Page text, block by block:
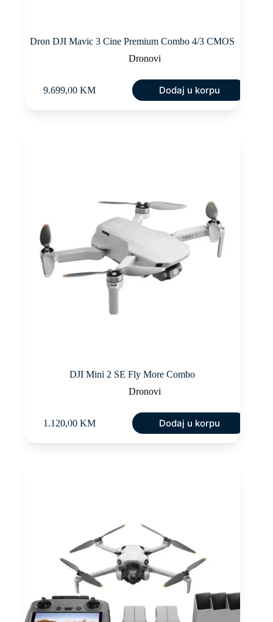
Dron DJI Mavic 3 Cine Premium Combo 4/3 CMOS
Dronovi
9.699,00 KM Dodaj u korpu
DJI Mini 2 SE Fly More Combo
Dronovi
1.120,00 KM Dodaj u korpu